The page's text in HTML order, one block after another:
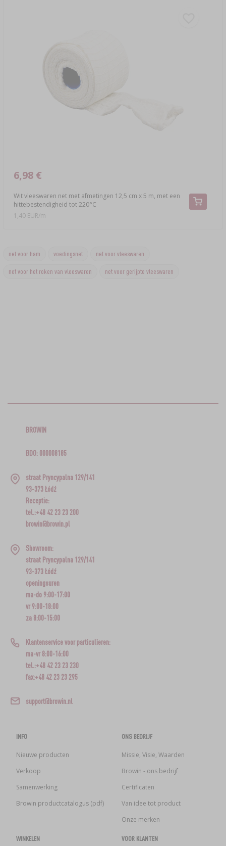
Wit vleeswaren net met afmetingen 12,5 cm x 5 m, met een
hittebestendigheid tot 220°C
6,98 €
1,40 EUR/m
net voor ham voedingsnet net voor vleeswaren
net voor het roken van vleeswaren net voor gerijpte vleeswaren
BROWIN
BDO: 000008185
straat Pryncypalna 129/141
93-373 Łódź
Receptie:
tel.:+48 42 23 23 200
browin@browin.pl
Showroom:
straat Pryncypalna 129/141
93-373 Łódź
openingsuren
ma-do 9:00-17:00
vr 9:00-18:00
za 8:00-15:00
Klantenservice voor particulieren:
ma-vr 8:00-16:00
tel.:+48 42 23 23 230
fax:+48 42 23 23 295
support@browin.nl
INFO
Nieuwe producten
Verkoop
Samenwerking
Browin productcatalogus (pdf)
ONS BEDRIJF
Missie, Visie, Waarden
Browin - ons bedrijf
Certificaten
Van idee tot product
Onze merken
WINKELEN VOOR KLANTEN